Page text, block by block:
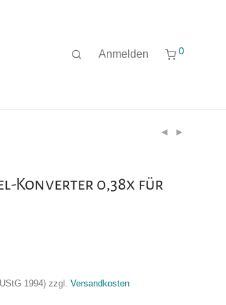
Anmelden 0
Konverter 0,38x für
1994) zzgl. Versandkosten